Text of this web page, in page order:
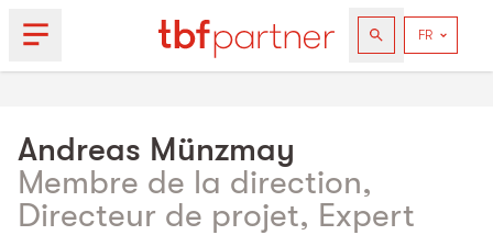
Andreas Münzmay
Membre de la direction,
Directeur de projet, Expert